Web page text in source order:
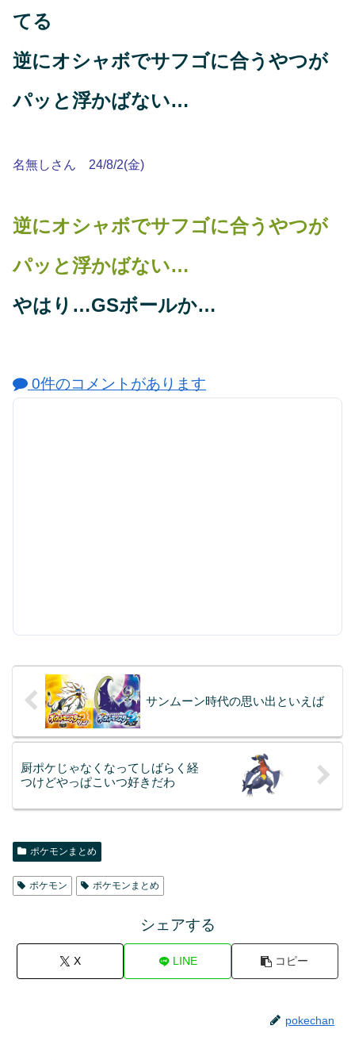
てる
逆にオシャボでサフゴに合うやつが
パッと浮かばない…
名無しさん 24/8/2(金)
逆にオシャボでサフゴに合うやつが
パッと浮かばない…
やはり…GSボールか…
0件のコメントがあります
サンムーン時代の思い出といえば
厨ポケじゃなくなってしばらく経
つけどやっぱこいつ好きだわ
ポケモンまとめ
ポケモン ポケモンまとめ
シェアする
X LINE コピー
pokechan